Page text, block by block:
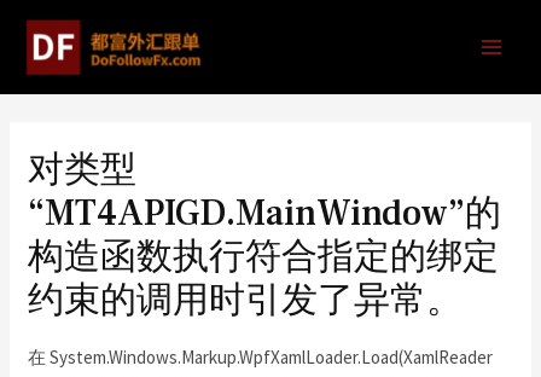
对类型
“MT4APIGD.MainWindow”的
构造函数执行符合指定的绑定
约束的调用时引发了异常。
在 System.Windows.Markup.WpfXamlLoader.Load(XamlReader